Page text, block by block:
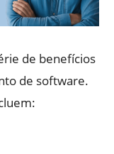
de benefícios
de software.